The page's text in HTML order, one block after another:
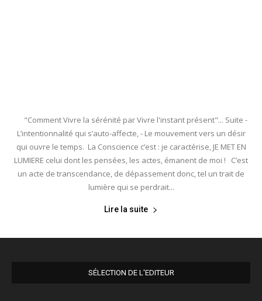
"Comment Vivre la sérénité par Vivre l'instant présent"... Suite -
L’intentionnalité qui s’auto-affecte, - Le mouvement vers un désir
qui ouvre le temps. La Conscience c’est : je caractérise, JE MET EN
LUMIERE celui dont les pensées, les actes, émanent de moi ! C’est
un acte de transcendance, de dépassement donc, tel un trait de
lumière qui se perdrait...
Lire la suite
SÉLECTION DE L'EDITEUR